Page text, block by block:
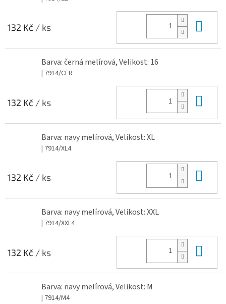
132 Kč / ks
Barva: černá melírová, Velikost: 16
| 7914/CER
132 Kč / ks
Barva: navy melírová, Velikost: XL
| 7914/XL4
132 Kč / ks
Barva: navy melírová, Velikost: XXL
| 7914/XXL4
132 Kč / ks
Barva: navy melírová, Velikost: M
| 7914/M4